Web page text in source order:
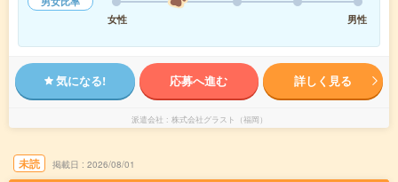
女性
男性
気になる! 応募へ進む 詳しく見る
派遣会社 株式会社グラスト（福岡）
未読 掲載日 2026/08/01